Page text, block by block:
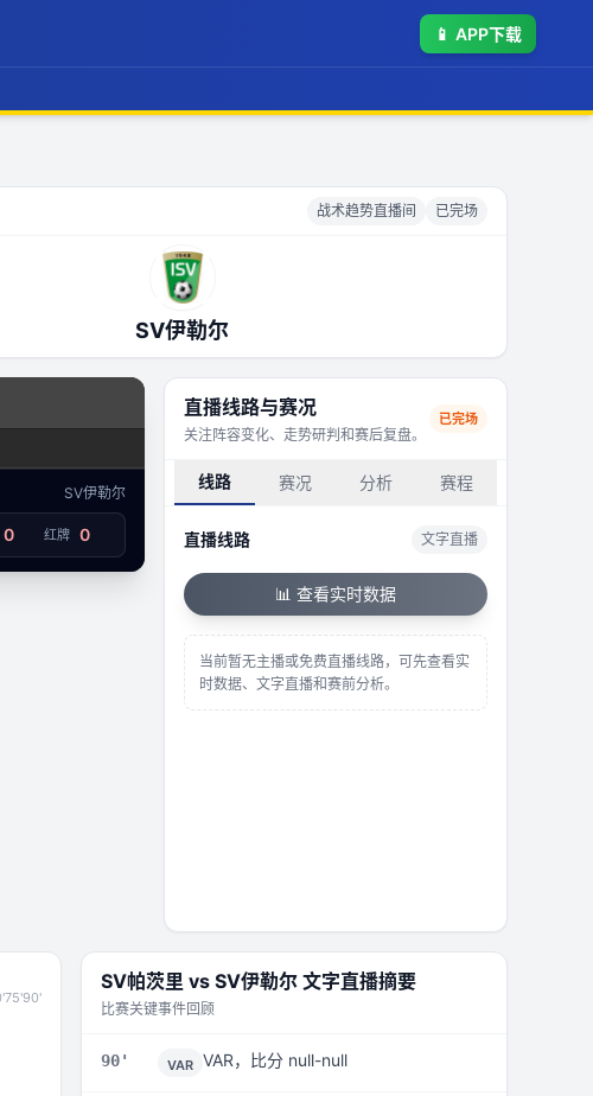
📱 APP下载
战术趋势直播间 已完场
SV伊勒尔
已结束
SV伊勒尔
0 红牌 0
直播线路与赛况
关注阵容变化、走势研判和赛后复盘。
已完场
线路 赛况 分析 赛程
直播线路 文字直播
📊 查看实时数据
当前暂无主播或免费直播线路，可先查看实
时数据、文字直播和赛前分析。
75'90'
SV帕茨里 vs SV伊勒尔 文字直播摘要
比赛关键事件回顾
90' VAR VAR，比分 null-null